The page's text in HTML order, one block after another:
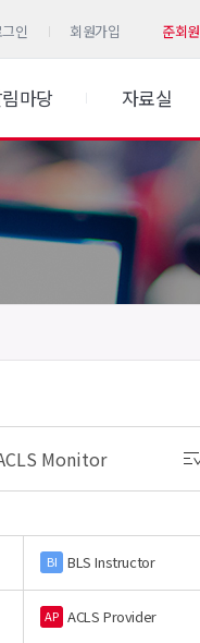
인 회원가입 준회
마당 자료실
BI BLS Instructor
AP ACLS Provider